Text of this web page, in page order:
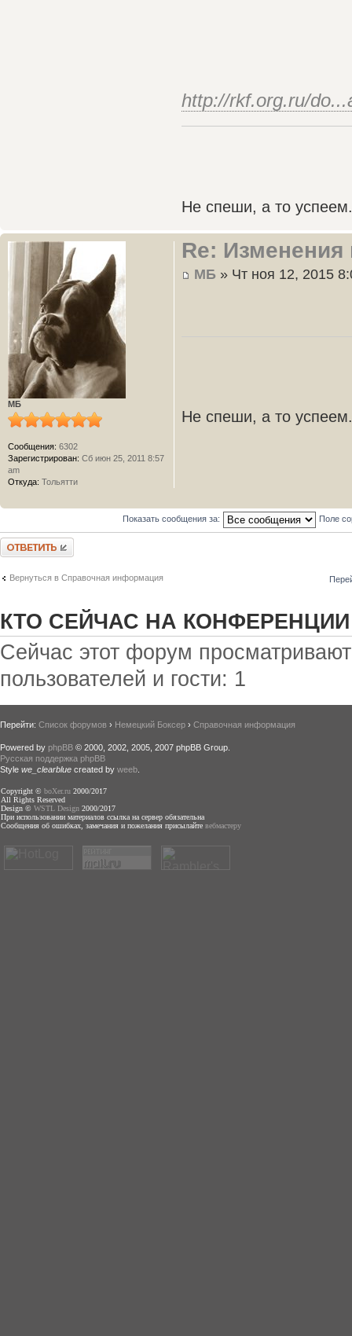
http://rkf.org.ru/
Не спеши, а то
Re:
МБ» Чт ноя 12, 2015
Не спеши, а то
МБ
Сообщения: 6302
Зарегистрирован: Сб июн 25, 2011 8:57
am
Откуда: Тольятти
Показать сообщения за: Поле
Ответить
Вернуться в Справочная информация
КТО СЕЙЧАС НА КОНФЕРЕНЦИИ
Сейчас этот форум
пользователей и гости: 1
Перейти: Список форумов › Немецкий Боксер › Справочная информация
Powered by phpBB © 2000, 2002, 2005, 2007 phpBB Group.
Русская поддержка phpBB
Style we_clearblue created by weeb
Copyright © boXer.ru 2000/2017
All Rights Reserved
Design © WSTL Design 2000/2017
При использовании материалов ссылка на сервер обязательна
Сообщения об ошибках, замечания и пожелания присылайте вебмастеру